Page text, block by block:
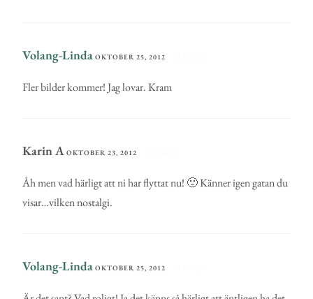
Volang-Linda OKTOBER 25, 2012
Fler bilder kommer! Jag lovar. Kram
Karin A OKTOBER 23, 2012
Åh men vad härligt att ni har flyttat nu! 🙂 Känner igen gatan du
visar…vilken nostalgi.
Volang-Linda OKTOBER 25, 2012